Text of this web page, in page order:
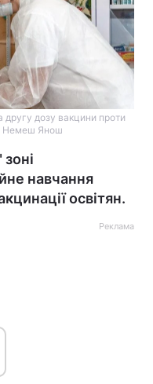
другу дозу вакцини проти
Немеш Янош
навчання
освітян.
Реклама